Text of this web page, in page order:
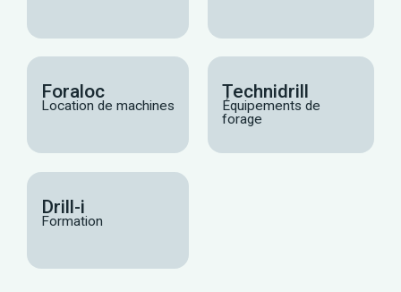
Foraloc
Location de machines
Technidrill
Équipements de
forage
Drill-i
Formation